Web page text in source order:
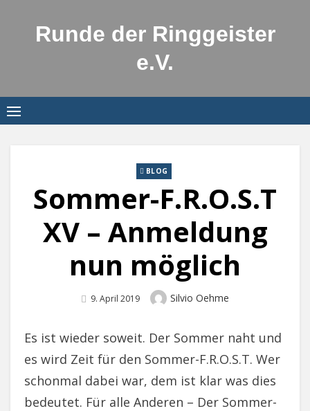
Runde der Ringgeister
e.V.
BLOG
Sommer-F.R.O.S.T
XV – Anmeldung
nun möglich
Posted
9. April 2019 Author
Silvio Oehme
Es ist wieder soweit. Der Sommer naht und
es wird Zeit für den Sommer-F.R.O.S.T. Wer
schonmal dabei war, dem ist klar was dies
bedeutet. Für alle Anderen – Der Sommer-